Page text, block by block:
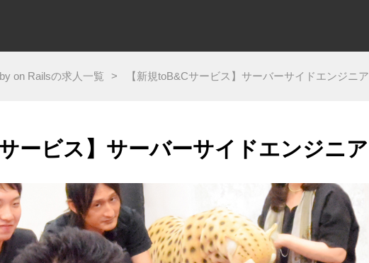
on Railsの求人一覧 【新規toB&Cサービス】サーバーサイドエンジニア
ービス】サーバーサイドエンジニア